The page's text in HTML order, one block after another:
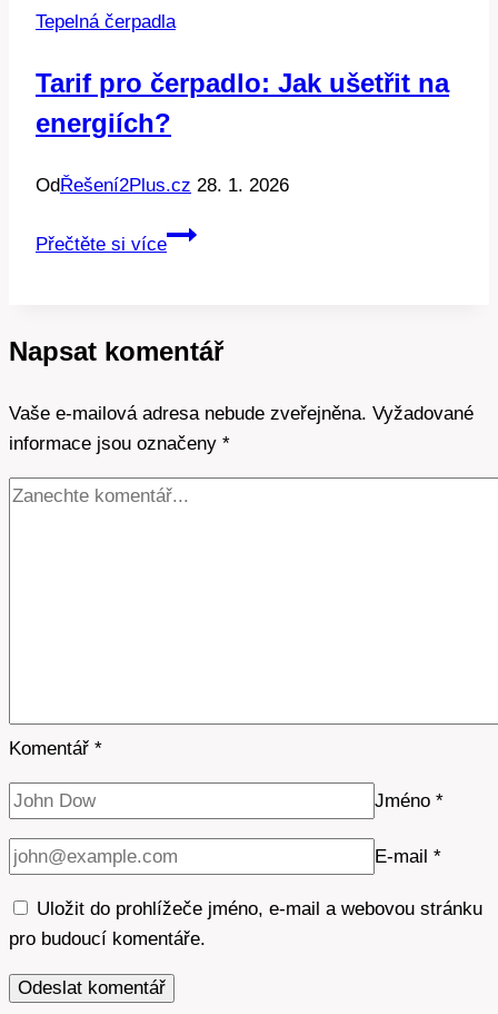
žádost
Tepelná čerpadla
Tarif pro čerpadlo: Jak ušetřit na
energiích?
OdŘešení2Plus.cz 28. 1. 2026
Přečtěte si více
Tarif
ušetřit
energiích?
Napsat komentář
Vaše e-mailová adresa nebude zveřejněna. Vyžadované
informace jsou označeny *
Komentář *
Jméno *
E-mail *
Uložit do prohlížeče jméno, e-mail a webovou stránku
pro budoucí komentáře.